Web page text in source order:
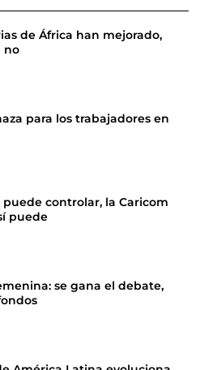
de África han mejorado,
no
para los trabajadores en
controlar, la Caricom
puede
se gana el debate,